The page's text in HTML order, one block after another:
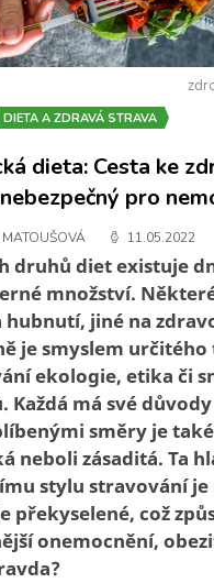
A ZDRAVÁ STRAVA
dieta: Cesta ke
pro
11.05.2022
druhů diet existuje
množství.
hubnutí, jiné na
je smyslem určitého
ekologie, etika či
Každá má své
směry je
neboli zásaditá. Ta
stylu stravování je
překyselené, což
onemocnění,